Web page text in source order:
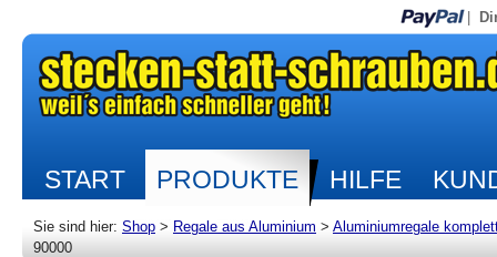
START PRODUKTE HILFE
Sie sind hier: Shop > Regale aus Aluminium > Aluminiumregale
90000